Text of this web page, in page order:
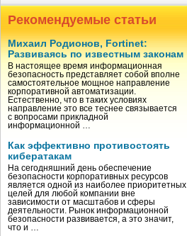
Рекомендуемые статьи
Михаил Родионов, Fortinet:
Развиваясь по известным законам
В настоящее время информационная
безопасность представляет собой вполне
самостоятельное мощное направление
корпоративной автоматизации.
Естественно, что в таких условиях
направление это все теснее связывается
с вопросами прикладной
информационной …
Как эффективно противостоять
кибератакам
На сегодняшний день обеспечение
безопасности корпоративных ресурсов
является одной из наиболее приоритетных
целей для любой компании вне
зависимости от масштабов и сферы
деятельности. Рынок информационной
безопасности развивается, а это значит,
что и …